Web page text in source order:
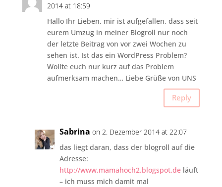
2014 at 18:59
Hallo Ihr Lieben, mir ist aufgefallen, dass seit
eurem Umzug in meiner Blogroll nur noch
der letzte Beitrag von vor zwei Wochen zu
sehen ist. Ist das ein WordPress Problem?
Wollte euch nur kurz auf das Problem
aufmerksam machen… Liebe Grüße von UNS
Reply
Sabrina on 2. Dezember 2014 at 22:07
das liegt daran, dass der blogroll auf die
Adresse:
http://www.mamahoch2.blogspot.deläuft
– ich muss mich damit mal